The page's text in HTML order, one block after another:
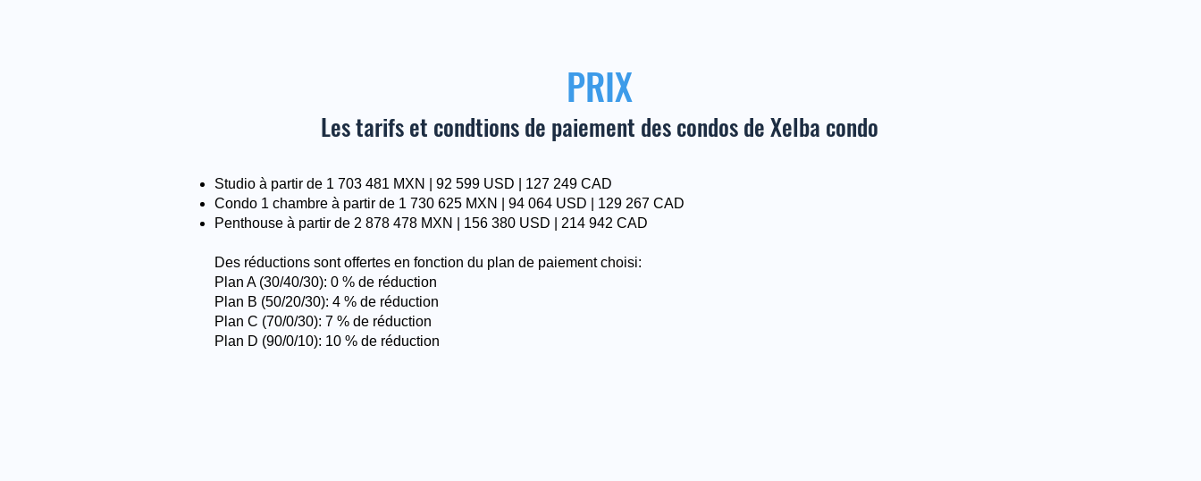
PRIX
Les tarifs et condtions de paiement des condos de Xelba condo
Studio à partir de 1 703 481 MXN | 92 599 USD | 127 249 CAD
Condo 1 chambre à partir de 1 730 625 MXN | 94 064 USD | 129 267 CAD
Penthouse à partir de 2 878 478 MXN | 156 380 USD | 214 942 CAD
Des réductions sont offertes en fonction du plan de paiement choisi:
Plan A (30/40/30): 0 % de réduction
Plan B (50/20/30): 4 % de réduction
Plan C (70/0/30): 7 % de réduction
Plan D (90/0/10): 10 % de réduction